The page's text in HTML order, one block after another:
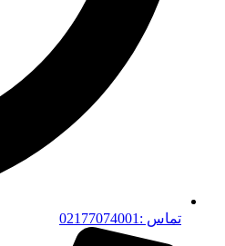
تماس :02177074001